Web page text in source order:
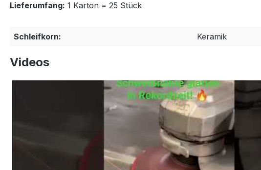
Lieferumfang: 1 Karton = 25 Stück
Schleifkorn: Keramik
Videos